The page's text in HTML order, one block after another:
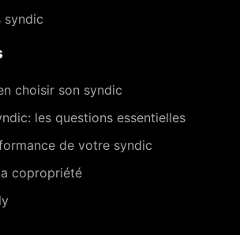
syndic
choisir son syndic
les questions essentielles
de votre syndic
copropriété